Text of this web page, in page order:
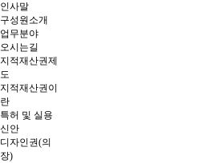
인사말
구성원소개
업무분야
오시는길
지적재산권제
도
지적재산권이
란
특허 및 실용
신안
디자인권(의
장)